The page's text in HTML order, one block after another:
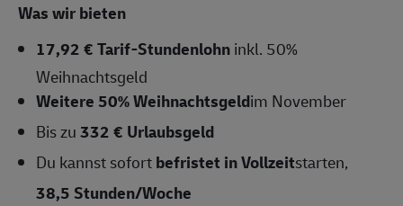
Was wir bieten
17,92 € Tarif-Stundenlohninkl. 50%
Weihnachtsgeld
Weitere 50% Weihnachtsgeldim November
Bis zu332 € Urlaubsgeld
Du kannst sofortbefristet in Vollzeitstarten,
38,5Stunden/Woche